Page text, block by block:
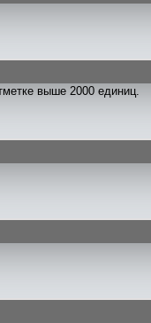
выше 2000 единиц.